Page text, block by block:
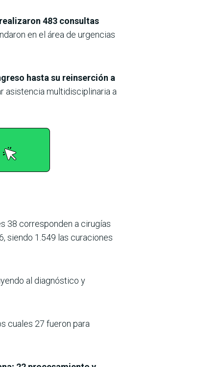
483 consultas
en el área de urgencias
hasta su reinserción a
asistencia multidisciplinaria a
38 corresponden a cirugías
siendo 1.549 las curaciones
al diagnóstico y
cuales 27 fueron para